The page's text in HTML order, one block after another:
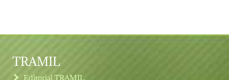
TRAMIL
Editorial TRAMIL